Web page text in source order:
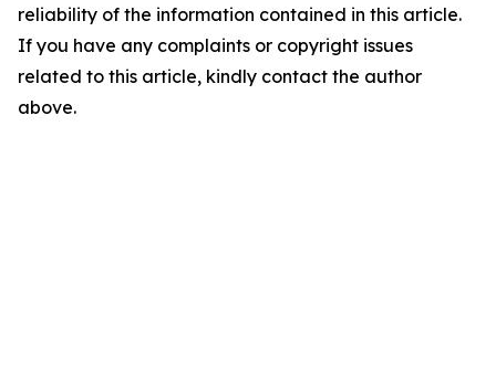
reliability of the information contained in this article.
If you have any complaints or copyright issues
related to this article, kindly contact the author
above.